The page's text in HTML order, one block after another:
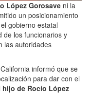
López Gorosave ni la
un posicionamiento
gobierno estatal
de los funcionarios y
las autoridades
informó que se
para dar con el
hijo de Rocío López